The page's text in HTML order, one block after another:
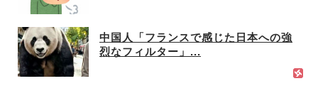
中国人「フランスで感じた日本への強
烈なフィルター」...